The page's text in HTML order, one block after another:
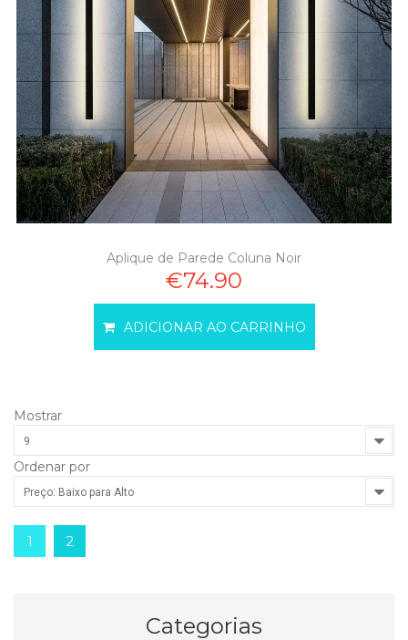
Aplique de Parede Coluna Noir
€74.90
ADICIONAR AO CARRINHO
Mostrar
9
Ordenar por
Preço: Baixo para Alto
1 2
Categorias